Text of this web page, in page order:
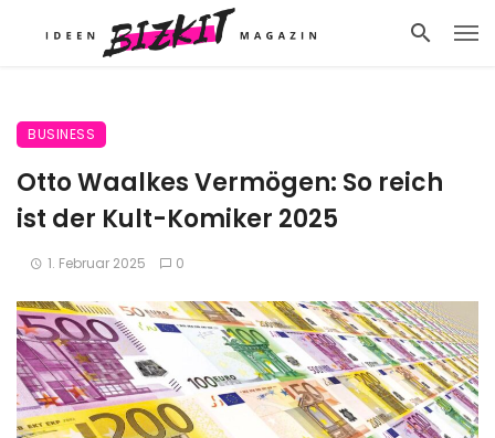
BUSINESS
Otto Waalkes Vermögen: So reich
ist der Kult-Komiker 2025
1. Februar 2025 0